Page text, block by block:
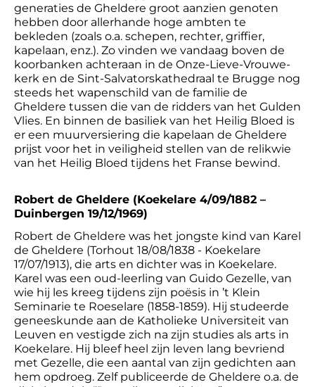
generaties de Gheldere groot aanzien genoten
hebben door allerhande hoge ambten te
bekleden (zoals o.a. schepen, rechter, griffier,
kapelaan, enz.). Zo vinden we vandaag boven de
koorbanken achteraan in de Onze-Lieve-Vrouwe-
kerk en de Sint-Salvatorskathedraal te Brugge nog
steeds het wapenschild van de familie de
Gheldere tussen die van de ridders van het Gulden
Vlies. En binnen de basiliek van het Heilig Bloed is
er een muurversiering die kapelaan de Gheldere
prijst voor het in veiligheid stellen van de relikwie
van het Heilig Bloed tijdens het Franse bewind.
Robert de Gheldere (Koekelare 4/09/1882 –
Duinbergen 19/12/1969)
Robert de Gheldere was het jongste kind van Karel
de Gheldere (Torhout 18/08/1838 - Koekelare
17/07/1913), die arts en dichter was in Koekelare.
Karel was een oud-leerling van Guido Gezelle, van
wie hij les kreeg tijdens zijn poësis in ’t Klein
Seminarie te Roeselare (1858-1859). Hij studeerde
geneeskunde aan de Katholieke Universiteit van
Leuven en vestigde zich na zijn studies als arts in
Koekelare. Hij bleef heel zijn leven lang bevriend
met Gezelle, die een aantal van zijn gedichten aan
hem opdroeg. Zelf publiceerde de Gheldere o.a. de